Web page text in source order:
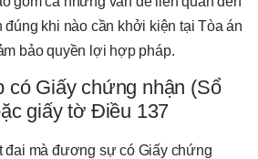
đúng khi nào cần khởi kiện tại Tòa án
bảo quyền lợi hợp pháp.
có Giấy chứng nhận (Sổ
giấy tờ Điều 137
đai mà đương sự có Giấy chứng